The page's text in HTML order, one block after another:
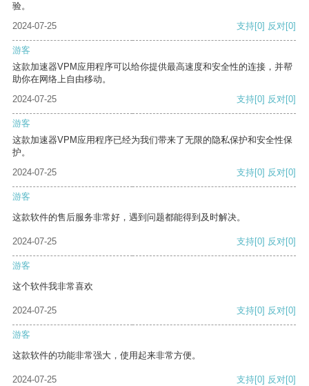
验。
2024-07-25
支持[0] 反对[0]
游客
这款加速器VPM应用程序可以给你提供最高速度和安全性的连接，并帮
助你在网络上自由移动。
2024-07-25
支持[0] 反对[0]
游客
这款加速器VPM应用程序已经为我们带来了无限的隐私保护和安全性保
护。
2024-07-25
支持[0] 反对[0]
游客
这款软件的售后服务非常好，遇到问题都能得到及时解决。
2024-07-25 支持[0] 反对[0]
游客
这个软件我非常喜欢
2024-07-25 支持[0] 反对[0]
游客
这款软件的功能非常强大，使用起来非常方便。
2024-07-25 支持[0] 反对[0]